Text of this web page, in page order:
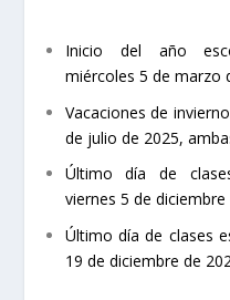
Inicio del año
miércoles 5 de marzo
Vacaciones de
de julio de 2025,
Último día de
viernes 5 de diciembre
Último día de clases
19 de diciembre de